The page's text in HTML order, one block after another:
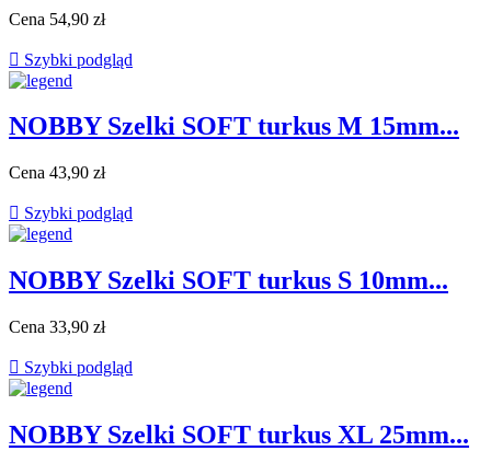
Cena 54,90 zł
 Szybki podgląd
NOBBY Szelki SOFT turkus M 15mm...
Cena 43,90 zł
 Szybki podgląd
NOBBY Szelki SOFT turkus S 10mm...
Cena 33,90 zł
 Szybki podgląd
NOBBY Szelki SOFT turkus XL 25mm...